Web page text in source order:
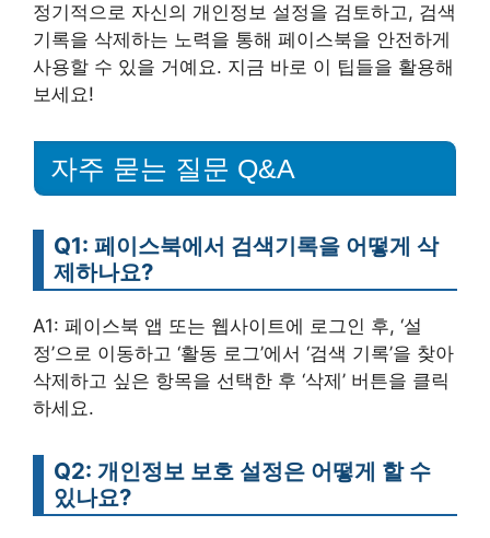
정기적으로 자신의 개인정보 설정을 검토하고, 검색
기록을 삭제하는 노력을 통해 페이스북을 안전하게
사용할 수 있을 거예요. 지금 바로 이 팁들을 활용해
보세요!
자주 묻는 질문 Q&A
Q1: 페이스북에서 검색기록을 어떻게 삭
제하나요?
A1: 페이스북 앱 또는 웹사이트에 로그인 후, ‘설
정’으로 이동하고 ‘활동 로그’에서 ‘검색 기록’을 찾아
삭제하고 싶은 항목을 선택한 후 ‘삭제’ 버튼을 클릭
하세요.
Q2: 개인정보 보호 설정은 어떻게 할 수
있나요?